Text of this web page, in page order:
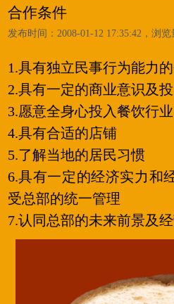
合作条件
发布时间：2008-01-12 17:35:42，浏览
1.具有独立民事行为能力
2.具有一定的商业意识及
3.愿意全身心投入餐饮行业
4.具有合适的店铺
5.了解当地的居民习惯
6.具有一定的经济实力和
受总部的统一管理
7.认同总部的未来前景及